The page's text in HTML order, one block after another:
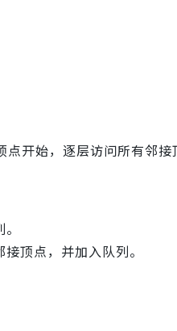
开始，逐层访问所有邻接
顶点，并加入队列。